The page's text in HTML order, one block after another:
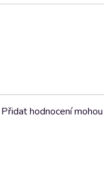
Přidat hodnocení